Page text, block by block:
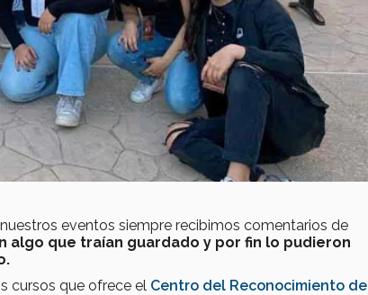
eventos siempre recibimos comentarios de
algo que traían guardado y por fin lo pudieron
cursos que ofrece el Centro del Reconocimiento de